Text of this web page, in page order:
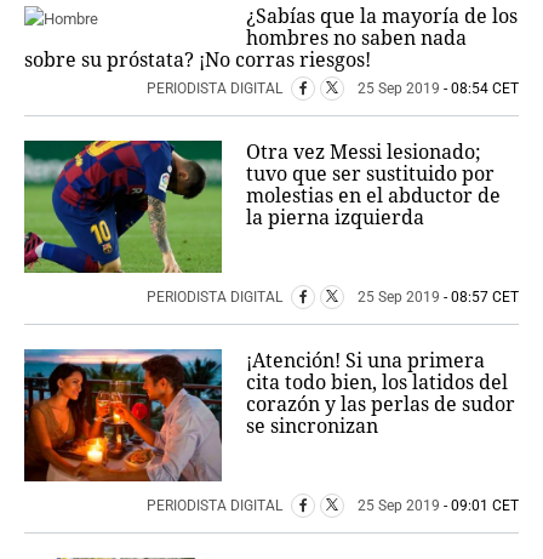
¿Sabías que la mayoría de los
hombres no saben nada
sobre su próstata? ¡No corras riesgos!
PERIODISTA DIGITAL 25 Sep 2019 - 08:54 CET
Otra vez Messi lesionado;
tuvo que ser sustituido por
molestias en el abductor de
la pierna izquierda
PERIODISTA DIGITAL 25 Sep 2019 - 08:57 CET
¡Atención! Si una primera
cita todo bien, los latidos del
corazón y las perlas de sudor
se sincronizan
PERIODISTA DIGITAL 25 Sep 2019 - 09:01 CET